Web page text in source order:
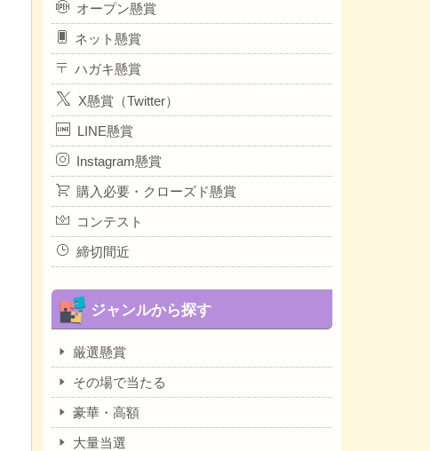
オープン懸賞
ネット懸賞
ハガキ懸賞
X懸賞（Twitter）
LINE懸賞
Instagram懸賞
購入必要・クローズド懸賞
コンテスト
締切間近
ジャンルから探す
厳選懸賞
その場で当たる
豪華・高額
大量当選